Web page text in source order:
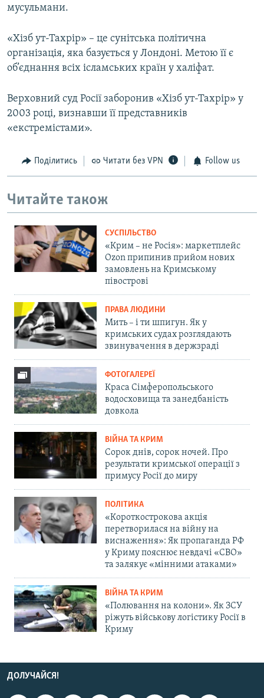
мусульмани.
«Хізб ут-Тахрір» – це сунітська політична
організація, яка базується у Лондоні. Метою її є
об’єднання всіх ісламських країн у халіфат.
Верховний суд Росії заборонив «Хізб ут-Тахрір» у
2003 році, визнавши її представників
«екстремістами».
Поділитись Читати без VPN Follow us
Читайте також
СУСПІЛЬСТВО
«Крим – не Росія»: маркетплейс
Ozon припинив прийом нових
замовлень на Кримському
півострові
ПРАВА ЛЮДИНИ
Мить – і ти шпигун. Як у
кримських судах розглядають
звинувачення в держзраді
ФОТОГАЛЕРЕЇ
Краса Сімферопольського
водосховища та занедбаність
довкола
ВІЙНА ТА КРИМ
Сорок днів, сорок ночей. Про
результати кримської операції з
примусу Росії до миру
ПОЛІТИКА
«Короткострокова акція
перетворилася на війну на
виснаження»: Як пропаганда РФ
у Криму пояснює невдачі «СВО»
та залякує «мінними атаками»
ВІЙНА ТА КРИМ
«Полювання на колони». Як ЗСУ
ріжуть військову логістику Росії в
Криму
ДОЛУЧАЙСЯ!